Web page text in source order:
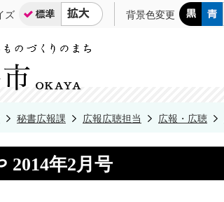
ズ 背景色変更
秘書広報課 広報広聴担当 広報・広聴
2014年2月号